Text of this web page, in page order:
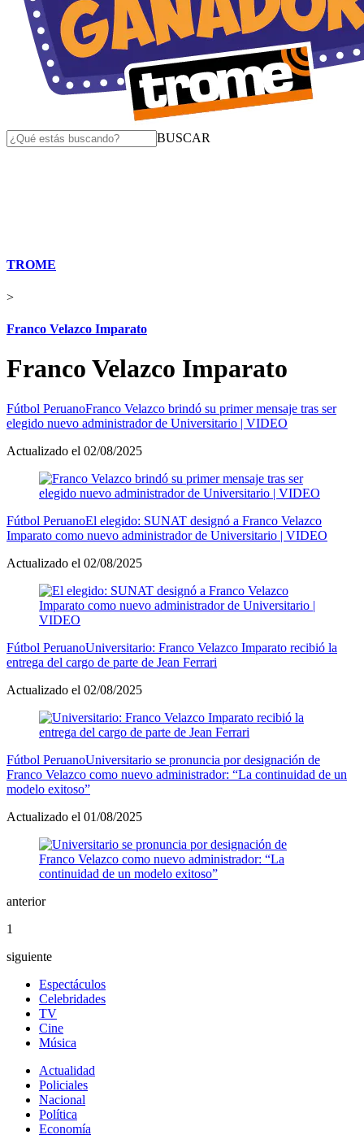
BUSCAR
TROME
>
Franco Velazco Imparato
Franco Velazco Imparato
Fútbol PeruanoFranco Velazco brindó su primer mensaje tras ser
elegido nuevo administrador de Universitario | VIDEO
Actualizado el 02/08/2025
Fútbol PeruanoEl elegido: SUNAT designó a Franco Velazco
Imparato como nuevo administrador de Universitario | VIDEO
Actualizado el 02/08/2025
Fútbol PeruanoUniversitario: Franco Velazco Imparato recibió la
entrega del cargo de parte de Jean Ferrari
Actualizado el 02/08/2025
Fútbol PeruanoUniversitario se pronuncia por designación de
Franco Velazco como nuevo administrador: “La continuidad de un
modelo exitoso”
Actualizado el 01/08/2025
anterior
1
siguiente
Espectáculos
Celebridades
TV
Cine
Música
Actualidad
Policiales
Nacional
Política
Economía